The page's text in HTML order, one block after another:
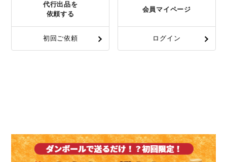
代行出品を
依頼する
初回ご依頼
会員マイページ
ログイン